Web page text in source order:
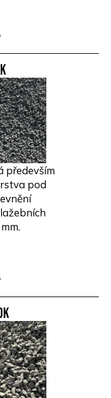
především
pod